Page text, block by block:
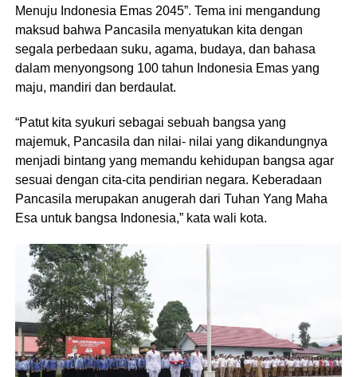
Menuju Indonesia Emas 2045”. Tema ini mengandung
maksud bahwa Pancasila menyatukan kita dengan
segala perbedaan suku, agama, budaya, dan bahasa
dalam menyongsong 100 tahun Indonesia Emas yang
maju, mandiri dan berdaulat.
“Patut kita syukuri sebagai sebuah bangsa yang
majemuk, Pancasila dan nilai- nilai yang dikandungnya
menjadi bintang yang memandu kehidupan bangsa agar
sesuai dengan cita-cita pendirian negara. Keberadaan
Pancasila merupakan anugerah dari Tuhan Yang Maha
Esa untuk bangsa Indonesia,” kata wali kota.